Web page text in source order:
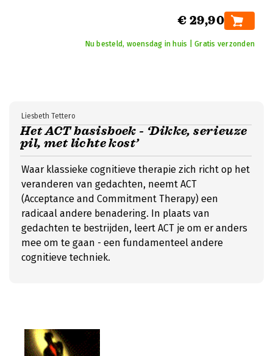
€ 29,90
Nu besteld, woensdag in huis | Gratis verzonden
Het ACT basisboek - ‘Dikke, serieuze
pil, met lichte kost’
Liesbeth Tettero
Waar klassieke cognitieve therapie zich richt op het
veranderen van gedachten, neemt ACT
(Acceptance and Commitment Therapy) een
radicaal andere benadering. In plaats van
gedachten te bestrijden, leert ACT je om er anders
mee om te gaan - een fundamenteel andere
cognitieve techniek.